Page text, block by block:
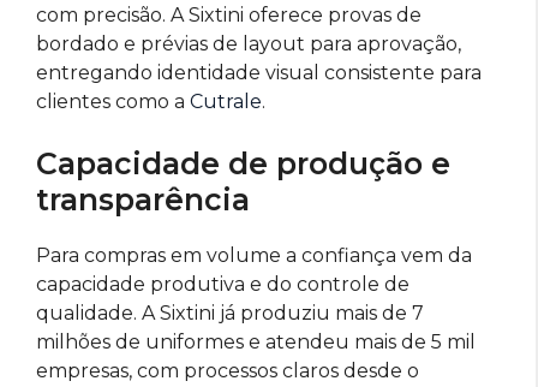
com precisão. A Sixtini oferece provas de
bordado e prévias de layout para aprovação,
entregando identidade visual consistente para
clientes como a Cutrale.
Capacidade de produção e
transparência
Para compras em volume a confiança vem da
capacidade produtiva e do controle de
qualidade. A Sixtini já produziu mais de 7
milhões de uniformes e atendeu mais de 5 mil
empresas, com processos claros desde o